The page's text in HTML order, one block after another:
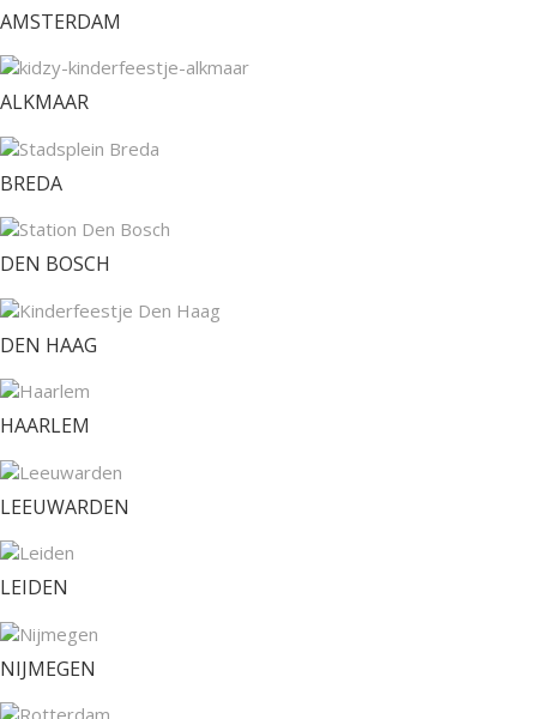
AMSTERDAM
ALKMAAR
BREDA
DEN BOSCH
DEN HAAG
HAARLEM
LEEUWARDEN
LEIDEN
NIJMEGEN